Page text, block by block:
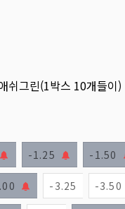
쉬그린(1박스 10개들이)
-1.25 -1.50
-3.25 -3.50